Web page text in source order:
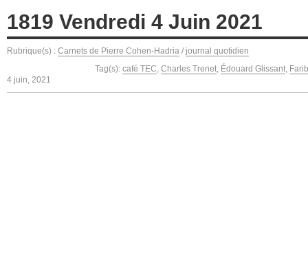
1819 Vendredi 4 Juin 2021
Rubrique(s) : Carnets de Pierre Cohen-Hadria / journal quotidien
Tag(s): café TEC, Charles Trenet, Édouard Glissant,
4 juin, 2021